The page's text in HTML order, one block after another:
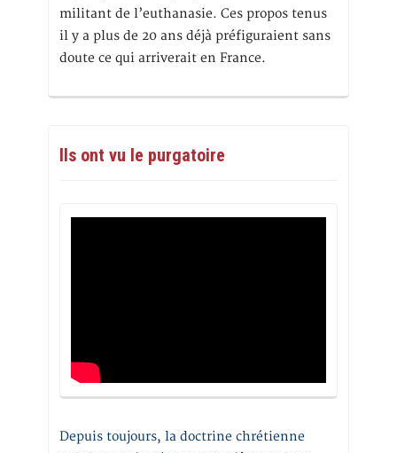
militant de l’euthanasie. Ces propos tenus
il y a plus de 20 ans déjà préfiguraient sans
doute ce qui arriverait en France.
Ils ont vu le purgatoire
Depuis toujours, la doctrine chrétienne